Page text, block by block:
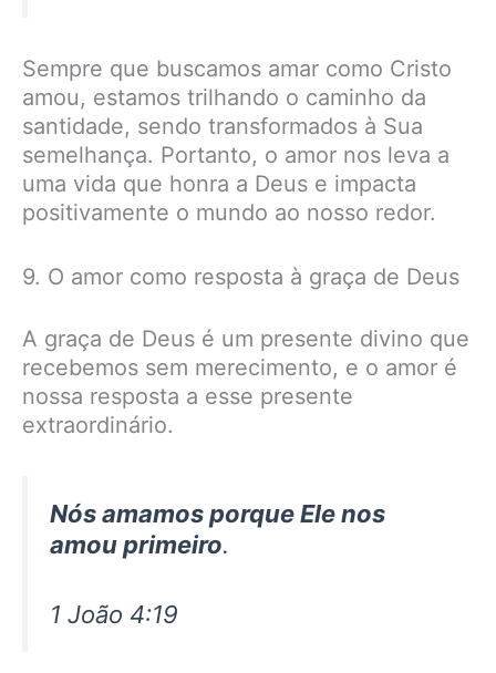
Sempre que buscamos amar como Cristo
amou, estamos trilhando o caminho da
santidade, sendo transformados à Sua
semelhança. Portanto, o amor nos leva a
uma vida que honra a Deus e impacta
positivamente o mundo ao nosso redor.
9. O amor como resposta à graça de Deus
A graça de Deus é um presente divino que
recebemos sem merecimento, e o amor é
nossa resposta a esse presente
extraordinário.
Nós amamos porque Ele nos
amou primeiro.
1 João 4:19